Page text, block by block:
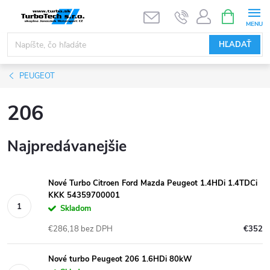
obsah
HĽADAŤ
KOŠÍK
PEUGEOT
206
Najpredávanejšie
Nové Turbo Citroen Ford Mazda Peugeot 1.4HDi 1.4TDCi
KKK 54359700001
Skladom
€352
€286,18 bez DPH
Nové turbo Peugeot 206 1.6HDi 80kW